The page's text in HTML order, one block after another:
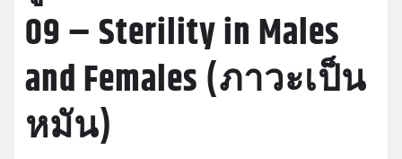
09 – Sterility in Males
and Females (ภาวะเป็น
หมัน)